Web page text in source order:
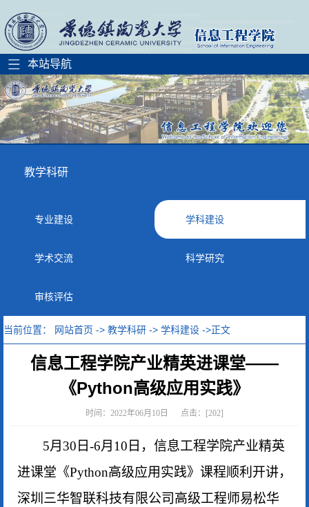
教学科研
专业建设 学科建设
学术交流 科学研究
审核评估
当前位置： 网站首页 -> 教学科研 -> 学科建设 ->正文
信息工程学院产业精英进课堂——
《Python高级应用实践》
时间：2022年06月10日 点击：[202]
5月 30 日-6月 10 日，信息工程学院产业精英
进课堂《Python高级应用实践》课程顺利开讲，
深圳三华智联科技有限公司高级工程师易松华